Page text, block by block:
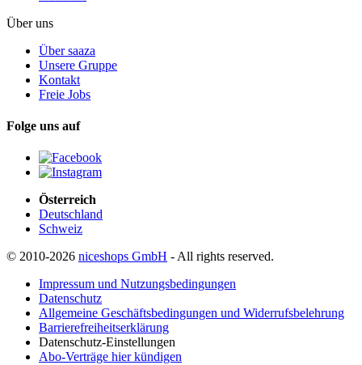
Über uns
Über saaza
Unsere Gruppe
Kontakt
Freie Jobs
Folge uns auf
Österreich
Deutschland
Schweiz
© 2010-2026 niceshops GmbH - All rights reserved.
Impressum und Nutzungsbedingungen
Datenschutz
Allgemeine Geschäftsbedingungen und Widerrufsbelehrung
Barrierefreiheitserklärung
Datenschutz-Einstellungen
Abo-Verträge hier kündigen